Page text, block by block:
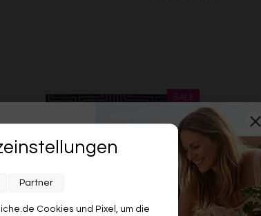
Cookies und Pixel, um die
Partner
sichere dir
😍